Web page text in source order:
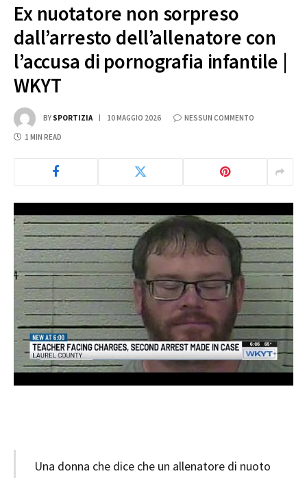
Ex nuotatore non sorpreso
dall’arresto dell’allenatore con
l’accusa di pornografia infantile |
WKYT
BY SPORTIZIA 10 MAGGIO 2026 NESSUN COMMENTO
1 MIN READ
Una donna che dice che un allenatore di nuoto